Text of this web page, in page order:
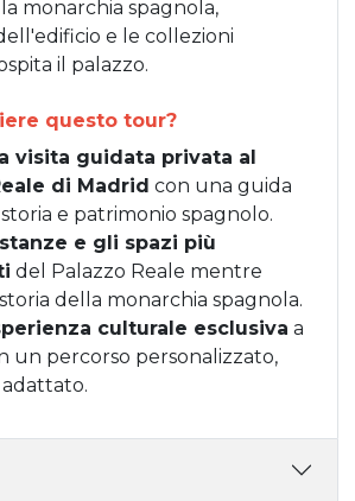
monarchia spagnola,
e le collezioni
il palazzo.
questo tour?
visita guidata privata al
di Madrid con una guida
e patrimonio spagnolo.
e gli spazi più
del Palazzo Reale mentre
della monarchia spagnola.
culturale esclusiva a
un percorso personalizzato,